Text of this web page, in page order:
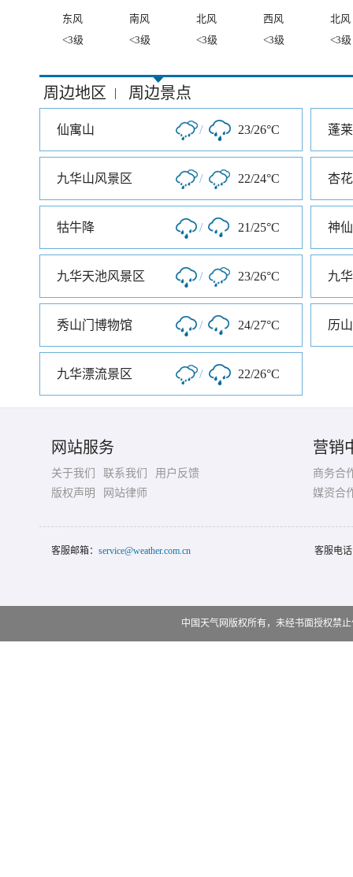
东风 南风 北风 西风
北风
<3级
<3级 <3级 <3级 <3级
周边地区 | 周边景点
仙寓山 / 23/26°C 蓬
九华山风景区 / 22/24°C 杏
牯牛降 / 21/25°C 神
九华天池风景区 / 23/26°C 九
秀山门博物馆 / 24/27°C 历
九华漂流景区 / 22/26°C
网站服务
关于我们 联系我们
用户反馈
版权声明
网站律师
营销
商务合
媒资合
客服邮箱： service@weather.com.cn 客服电
中国天气网版权所有，未经书面授权